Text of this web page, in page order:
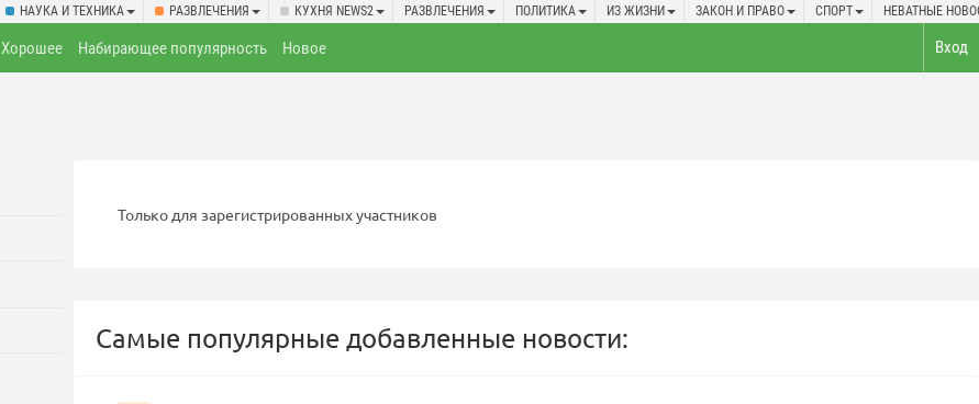
НАУКА И ТЕХНИКА РАЗВЛЕЧЕНИЯ КУХНЯ NEWS2 РАЗВЛЕЧЕНИЯ ПОЛИТИКА ИЗ ЖИЗНИ ЗАКОН И ПРАВО СПОРТ НЕВАТНЫЕ
Вход
Хорошее Набирающее популярность Новое
Только для зарегистрированных участников
Самые популярные добавленные новости: